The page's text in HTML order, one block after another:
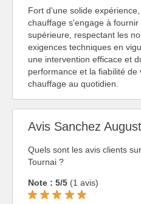
Fort d'une solide
chauffage s'engage à
supérieure, respectant les
exigences techniques en
une intervention efficace et
performance et la fiabilité de
chauffage au quotidien.
Avis Sanchez
Quels sont les avis clients
Tournai ?
Note : 5/5 (1 avis)